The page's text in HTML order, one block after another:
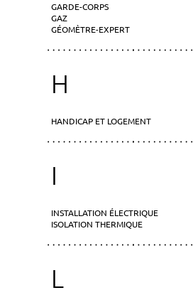
GARDE-CORPS
GAZ
GÉOMÈTRE-EXPERT
H
HANDICAP ET LOGEMENT
I
INSTALLATION ÉLECTRIQUE
ISOLATION THERMIQUE
L